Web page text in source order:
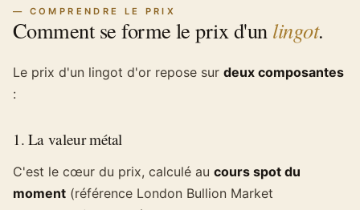
— COMPRENDRE LE PRIX
Comment se forme le prix d'un lingot.
Le prix d'un lingot d'or repose sur deux composantes
:
1. La valeur métal
C'est le cœur du prix, calculé au cours spot du
moment (référence London Bullion Market